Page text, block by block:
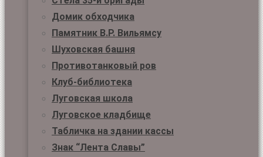
Домик обходчика
Памятник В.Р. Вильямсу
Шуховская башня
Противотанковый ров
Клуб-библиотека
Луговская школа
Луговское кладбище
Табличка на здании кассы
Знак “Лента Славы”